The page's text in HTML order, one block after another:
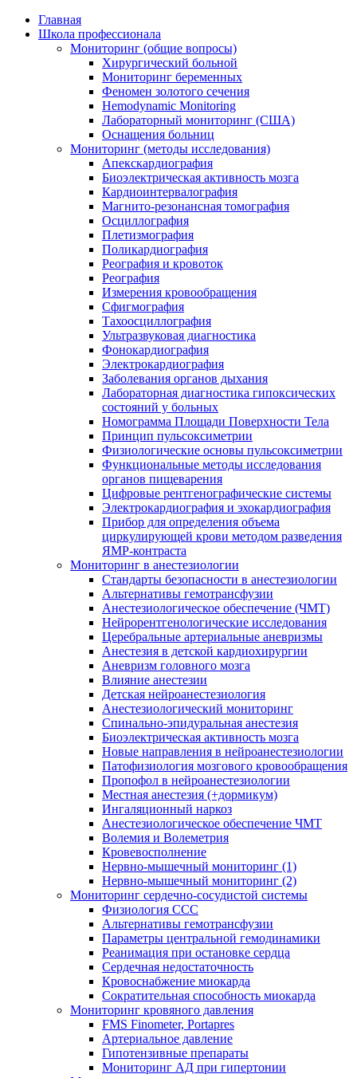
Главная
Школа профессионала
Мониторинг (общие вопросы)
Хирургический больной
Мониторинг беременных
Феномен золотого сечения
Hemodynamic Monitoring
Лабораторный мониторинг (США)
Оснащения больниц
Мониторинг (методы исследования)
Апекскардиография
Биоэлектрическая активность мозга
Кардиоинтервалография
Магнито-резонансная томография
Осциллография
Плетизмография
Поликардиография
Реография и кровоток
Реография
Измерения кровообращения
Сфигмография
Тахоосциллография
Ультразвуковая диагностика
Фонокардиография
Электрокардиография
Заболевания органов дыхания
Лабораторная диагностика гипоксических
состояний у больных
Номограмма Площади Поверхности Тела
Принцип пульсоксиметрии
Физиологические основы пульсоксиметрии
Функциональные методы исследования
органов пищеварения
Цифровые рентгенографические системы
Электрокардиография и эхокардиография
Прибор для определения объема
циркулирующей крови методом разведения
ЯМР-контраста
Мониторинг в анестезиологии
Стандарты безопасности в анестезиологии
Альтернативы гемотрансфузии
Анестезиологическое обеспечение (ЧМТ)
Нейрорентгенологические исследования
Церебральные артериальные аневризмы
Анестезия в детской кардиохирургии
Аневризм головного мозга
Влияние анестезии
Детская нейроанестезиология
Анестезиологический мониторинг
Спинально-эпидуральная анестезия
Биоэлектрическая активность мозга
Новые направления в нейроанестезиологии
Патофизиология мозгового кровообращения
Пропофол в нейроанестезиологии
Местная анестезия (+дормикум)
Ингаляционный наркоз
Анестезиологическое обеспечение ЧМТ
Волемия и Волеметрия
Кровевосполнение
Нервно-мышечный мониторинг (1)
Нервно-мышечный мониторинг (2)
Мониторинг сердечно-сосудистой системы
Физиология ССС
Альтернативы гемотрансфузии
Параметры центральной гемодинамики
Реанимация при остановке сердца
Сердечная недостаточность
Кровоснабжение миокарда
Сократительная способность миокарда
Мониторинг кровяного давления
FMS Finometer, Portapres
Артериальное давление
Гипотензивные препараты
Мониторинг АД при гипертонии